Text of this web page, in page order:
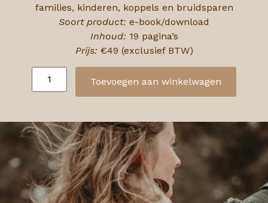
families, kinderen, koppels en bruidsparen
Soort product: e-book/download
Inhoud: 19 pagina’s
Prijs: €49 (exclusief BTW)
Toevoegen aan winkelwagen